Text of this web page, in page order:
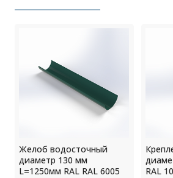
Желоб водосточный
диаметр 130 мм
L=1250мм RAL RAL 6005
RAL